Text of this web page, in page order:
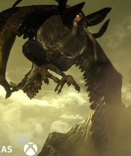
editorial
con nosotros
TikTokInstagram
Facebook
TwitterYouTube
RSSDiscord